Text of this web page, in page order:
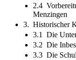
2.4
Menzingen
3. Historischer
3.1 Die
3.2 Die
3.3 Die